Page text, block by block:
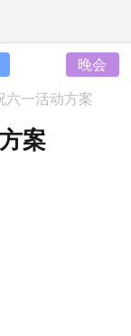
晚会
六一活动方案
案